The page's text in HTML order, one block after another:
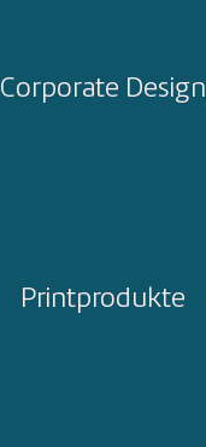
Corporate Design
Printprodukte